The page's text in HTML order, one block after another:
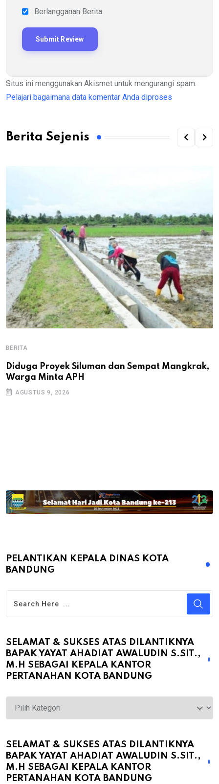
Berlangganan Berita
Situs ini menggunakan Akismet untuk mengurangi spam.
Pelajari bagaimana data komentar Anda diproses
Berita Sejenis
BERITA
Diduga Proyek Siluman dan Sempat Mangkrak,
Warga Minta APH
AGUSTUS 9, 2026
PELANTIKAN KEPALA DINAS KOTA
BANDUNG
SELAMAT & SUKSES ATAS DILANTIKNYA
BAPAK YAYAT AHADIAT AWALUDIN S.SIT.,
M.H SEBAGAI KEPALA KANTOR
PERTANAHAN KOTA BANDUNG
Selamat
&
atas
Dilantiknya
Bapak
SELAMAT & SUKSES ATAS DILANTIKNYA
BAPAK YAYAT AHADIAT AWALUDIN S.SIT.,
M.H SEBAGAI KEPALA KANTOR
PERTANAHAN KOTA BANDUNG